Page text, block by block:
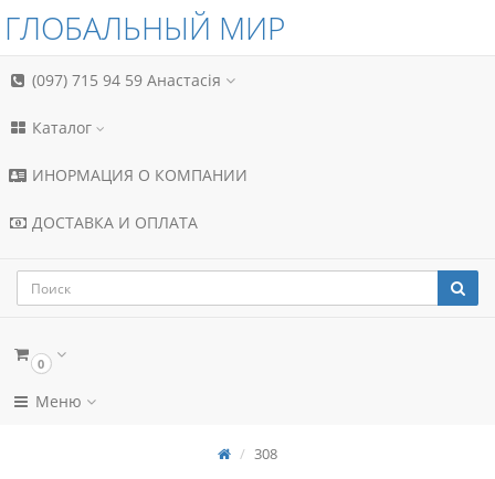
ГЛОБАЛЬНЫЙ МИР
(097) 715 94 59 Анастасія
Каталог
ИНОРМАЦИЯ О КОМПАНИИ
ДОСТАВКА И ОПЛАТА
0
Меню
308